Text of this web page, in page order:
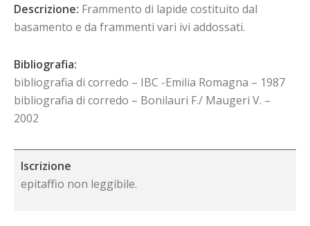
Descrizione: Frammento di lapide costituito dal
basamento e da frammenti vari ivi addossati.
Bibliografia:
bibliografia di corredo – IBC -Emilia Romagna – 1987
bibliografia di corredo – Bonilauri F./ Maugeri V. –
2002
Iscrizione
epitaffio non leggibile.